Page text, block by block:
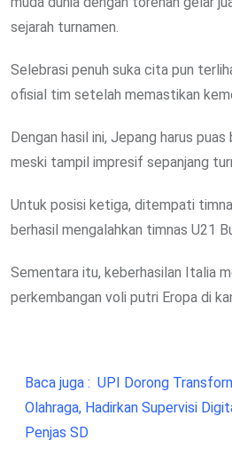
sejarah turnamen.
Selebrasi penuh suka cita pun
ofisial tim setelah memastikan
Dengan hasil ini, Jepang harus
meski tampil impresif sepanjang
Untuk posisi ketiga, ditempati
berhasil mengalahkan timnas U21
Sementara itu, keberhasilan Italia
perkembangan voli putri Eropa di
Baca juga : UPI Dorong
Olahraga, Hadirkan Supervisi
Penjas SD